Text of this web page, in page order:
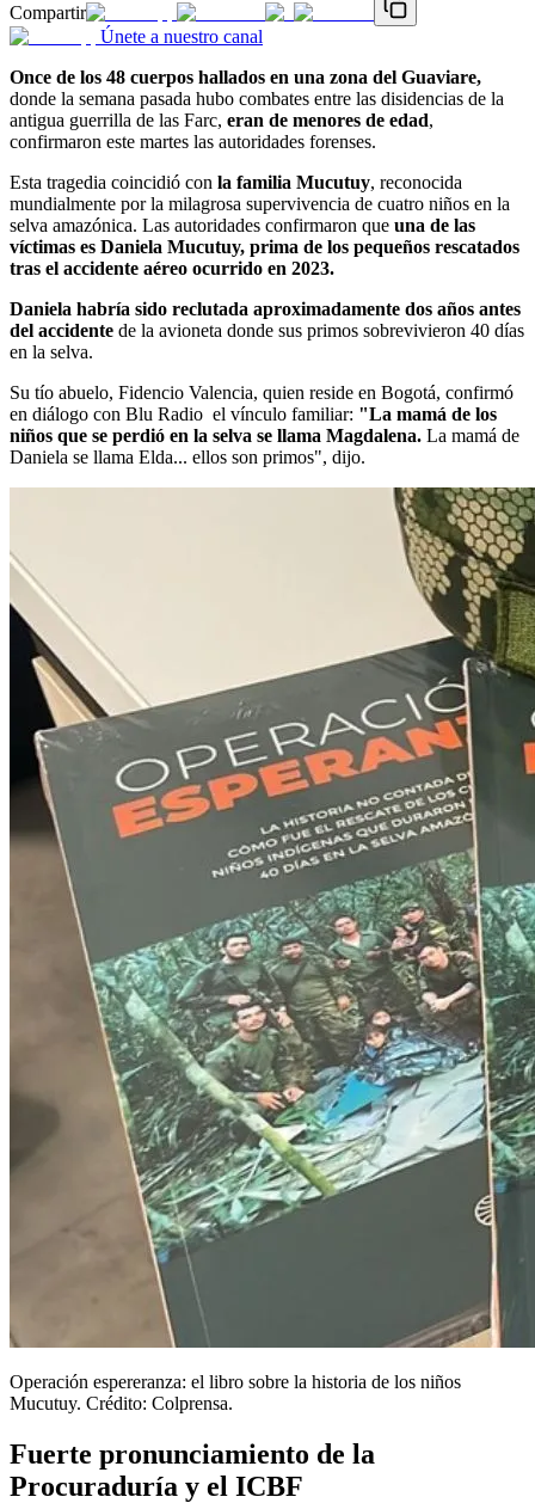
Compartir
Únete a nuestro canal
Once de los 48 cuerpos hallados en una zona del Guaviare,
donde la semana pasada hubo combates entre las disidencias de la
antigua guerrilla de las Farc, eran de menores de edad,
confirmaron este martes las autoridades forenses.
Esta tragedia coincidió con la familia Mucutuy, reconocida
mundialmente por la milagrosa supervivencia de cuatro niños en la
selva amazónica. Las autoridades confirmaron que una de las
víctimas es Daniela Mucutuy, prima de los pequeños rescatados
tras el accidente aéreo ocurrido en 2023.
Daniela habría sido reclutada aproximadamente dos años antes
del accidente de la avioneta donde sus primos sobrevivieron 40 días
en la selva.
Su tío abuelo, Fidencio Valencia, quien reside en Bogotá, confirmó
en diálogo con Blu Radio el vínculo familiar: "La mamá de los
niños que se perdió en la selva se llama Magdalena. La mamá de
Daniela se llama Elda... ellos son primos", dijo.
Operación espereranza: el libro sobre la historia de los niños
Mucutuy. Crédito: Colprensa.
Fuerte pronunciamiento de la
Procuraduría y el ICBF